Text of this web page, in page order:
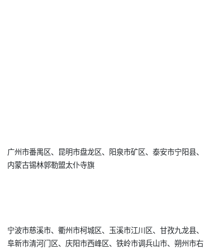
广州市番禺区、昆明市盘龙区、阳泉市矿区、泰安市宁阳县、
内蒙古锡林郭勒盟太仆寺旗
宁波市慈溪市、衢州市柯城区、玉溪市江川区、甘孜九龙县、
阜新市清河门区、庆阳市西峰区、铁岭市调兵山市、朔州市右